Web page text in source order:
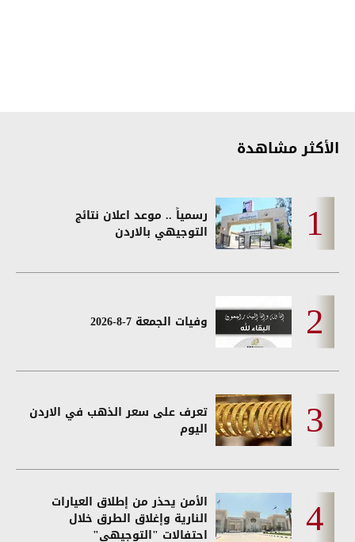
الأكثر مشاهدة
رسمياً .. موعد اعلان نتائج
التوجيهي بالاردن
وفيات الجمعة 7-8-2026
تعرف على سعر الذهب في الاردن
اليوم
الأمن يحذر من إطلاق العيارات
النارية وإغلاق الطرق خلال
احتفالات "التوجيهي"